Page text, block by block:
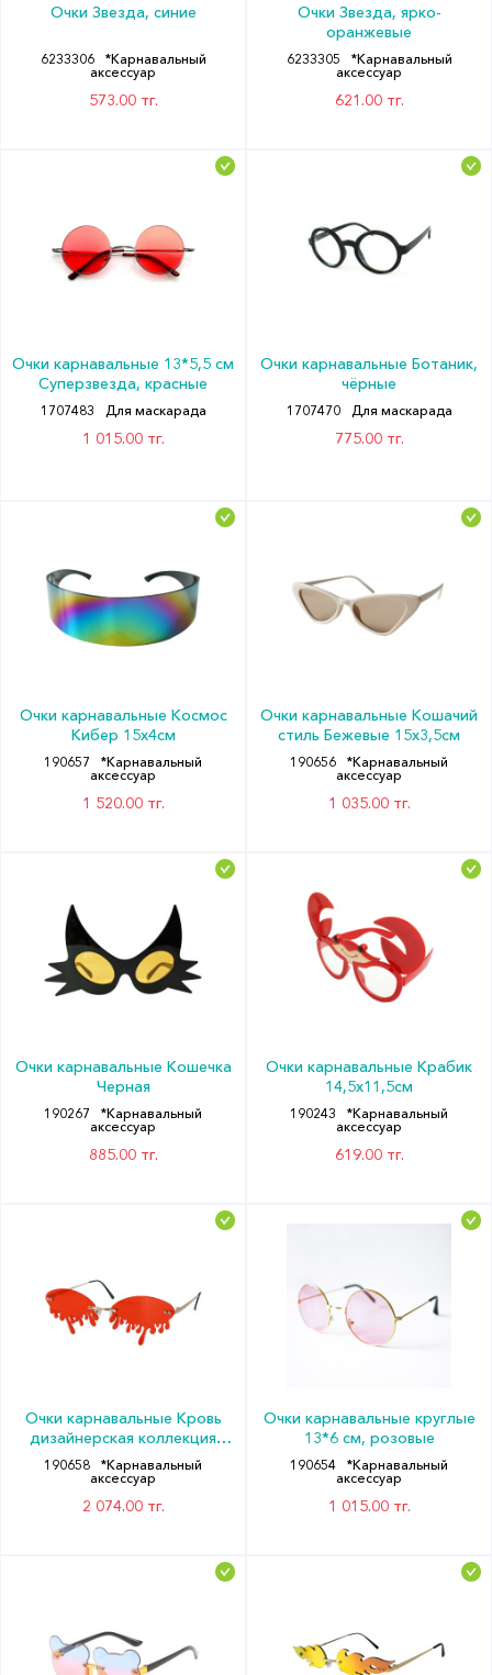
Очки Звезда, синие
6233306
*Карнавальный
аксессуар
573.00 тг.
Очки Звезда, ярко-
оранжевые
6233305
*Карнавальный
аксессуар
621.00 тг.
Очки карнавальные 13*5,5 см
Суперзвезда, красные
1707483 Для маскарада
1 015.00 тг.
Очки карнавальные Ботаник,
чёрные
1707470 Для маскарада
775.00 тг.
Очки карнавальные Космос
Кибер 15х4см
190657
*Карнавальный
аксессуар
1 520.00 тг.
Очки карнавальные Кошачий
стиль Бежевые 15х3,5см
190656
*Карнавальный
аксессуар
1 035.00 тг.
Очки карнавальные Кошечка
Черная
190267
*Карнавальный
аксессуар
885.00 тг.
Очки карнавальные Крабик
14,5х11,5см
190243
*Карнавальный
аксессуар
619.00 тг.
Очки карнавальные Кровь
дизайнерская коллекция
стекло металл 14х5см
Хеллоуин
190658
*Карнавальный
аксессуар
2 074.00 тг.
Очки карнавальные круглые
13*6 см, розовые
190654
*Карнавальный
аксессуар
1 015.00 тг.